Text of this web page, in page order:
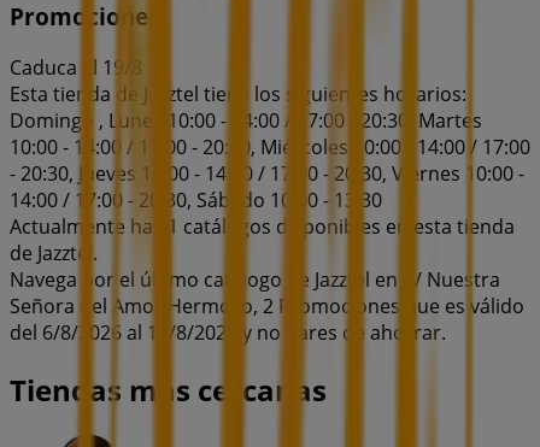
Promociones
Caduca el 19/8
Esta tienda de Jazztel tiene los siguientes horarios:
Domingo , Lunes 10:00 - 14:00 / 17:00 - 20:30, Martes
10:00 - 14:00 / 17:00 - 20:30, Miércoles 10:00 - 14:00 / 17:00
- 20:30, Jueves 10:00 - 14:00 / 17:00 - 20:30, Viernes 10:00 -
14:00 / 17:00 - 20:30, Sábado 10:00 - 13:30
Actualmente hay 1 catálogos disponibles en esta tienda
de Jazztel.
Navega por el último catálogo de Jazztel en C/ Nuestra
Señora del Amor Hermoso, 2 Promociones que es válido
del 6/8/2026 al 19/8/2026 y no pares de ahorrar.
Tiendas más cercanas